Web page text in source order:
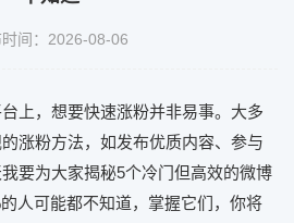
时间：2026-08-06
上，想要快速涨粉并非易事。大多
涨粉方法，如发布优质内容、参与
要为大家揭秘5个冷门但高效的微博
人可能都不知道，掌握它们，你将